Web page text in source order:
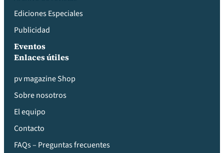
Ediciones Especiales
Publicidad
Eventos
Enlaces útiles
pv magazine Shop
Sobre nosotros
El equipo
Contacto
FAQs – Preguntas frecuentes